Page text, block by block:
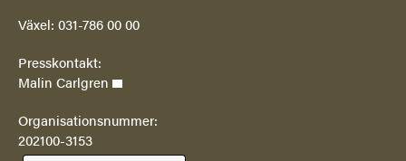
Växel: 031-786 00 00
Presskontakt:
Malin Carlgren
Organisationsnummer:
202100-3153